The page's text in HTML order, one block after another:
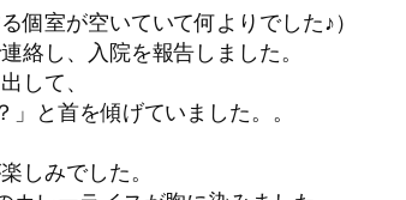
個室が空いていて何よりでした♪）
絡し、入院を報告しました。
して、
と首を傾げていました。。
しみでした。